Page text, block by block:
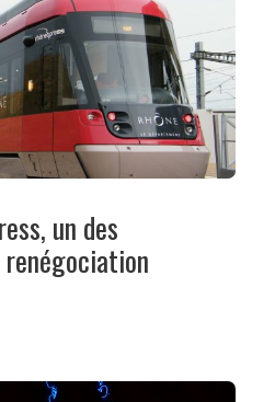
un des